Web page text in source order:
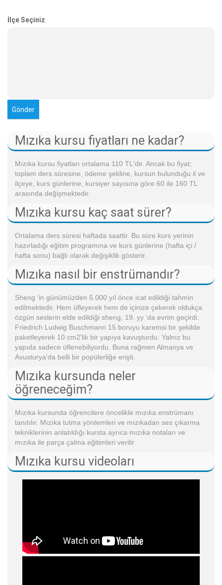
İlçe Seçiniz
Mızıka kursu fiyatları ne kadar?
Mızıka kursu fiyatları ortalama 110 TL'dir. Ancak bu fiyat;
toplam ders süresine, ödeme şekline, kursun bulunduğu il ve
ilçeye, kurs günlerine, kursiyer sayısına göre 60 ile 160 TL
arasında değişmektedir.
Mızıka kursu kaç saat sürer?
Ortalama ders süresi haftada saattir. Bu süre kurs yerinin
hazırladığı eğitim programına ve kurs günlerine (hafta içi /
hafta sonu) bağlı olarak değişiklik gösterir.
Mızıka nasıl bir enstrümandır?
Sheng ‘in günümüzden 5.000 yıl önce icat edildiği tahmin
edilmektedir. Hem üfleyerek hem de içinize çekerek oldukça
özgün seslerin elde edildiği sheng, 19. yy ‘da evrim geçirdi.
Friedrich Ludwig Buschmann 15 boruyu karemsi bir şekilde
paketleyerek 10 cm2'lik bir yapıya kavuşturdu. Yalnız bu
yapıda sadece üflenebiliyordu. Buna rağmen Almanya ve
Avusturya'da belli bir popülerliğe erişti.
Mızıka kursunda neler
öğreneceğim?
Mızıka kursunda öğrencilere öncelikle mızıka enstrümanı
tanıtılır. Mızıka tutma yöntemleri ve mızıkadan ses çıkarma
tekniklerinin anlatıldığı kursta ayrıca mızıka notaları ve
mızıka ile parça çalma eğitimleri verilir.
Mızıka kursu videoları